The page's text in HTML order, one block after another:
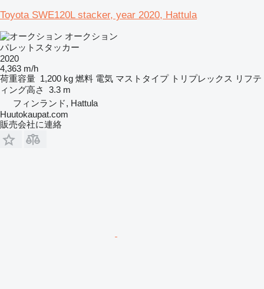
Toyota SWE120L stacker, year 2020, Hattula
オークション
パレットスタッカー
2020
4,363 m/h
荷重容量 1,200 kg 燃料 電気 マストタイプ トリプレックス リフテ
ィング高さ
3.3 m
フィンランド, Hattula
Huutokaupat.com
販売会社に連絡